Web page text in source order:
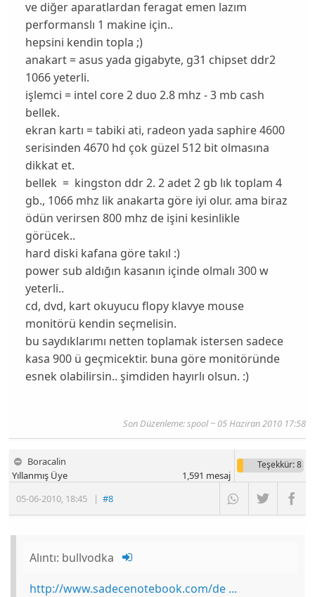
ve diğer aparatlardan feragat emen lazım
performanslı 1 makine için..
hepsini kendin topla ;)
anakart = asus yada gigabyte, g31 chipset ddr2
1066 yeterli.
işlemci = intel core 2 duo 2.8 mhz - 3 mb cash
bellek.
ekran kartı = tabiki ati, radeon yada saphire 4600
serisinden 4670 hd çok güzel 512 bit olmasına
dikkat et.
bellek = kingston ddr 2. 2 adet 2 gb lık toplam 4
gb., 1066 mhz lik anakarta göre iyi olur. ama biraz
ödün verirsen 800 mhz de işini kesinlikle
görücek..
hard diski kafana göre takıl :)
power sub aldığın kasanın içinde olmalı 300 w
yeterli..
cd, dvd, kart okuyucu flopy klavye mouse
monitörü kendin seçmelisin.
bu saydıklarımı netten toplamak istersen sadece
kasa 900 ü geçmicektir. buna göre monitöründe
esnek olabilirsin.. şimdiden hayırlı olsun. :)
Son Düzenleme: spool ~ 05 Haziran 2010 17:58
Boracalin
05-06-2010, 18:45 |#8
Yıllanmış Üye
Teşekkür: 8
1,591 mesaj
Alıntı: bullvodka
http://www.sadecenotebook.com/de ...